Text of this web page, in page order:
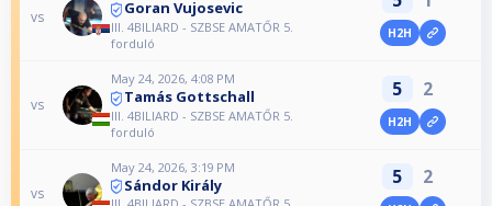
vs Goran Vujosevic
III. 4BILIARD - SZBSE AMATŐR 5.
forduló
H2H
vs
May 24, 2026, 4:08 PM
Tamás Gottschall
III. 4BILIARD - SZBSE AMATŐR 5.
forduló
5 2
H2H
vs
May 24, 2026, 3:19 PM
Sándor Király 5 2